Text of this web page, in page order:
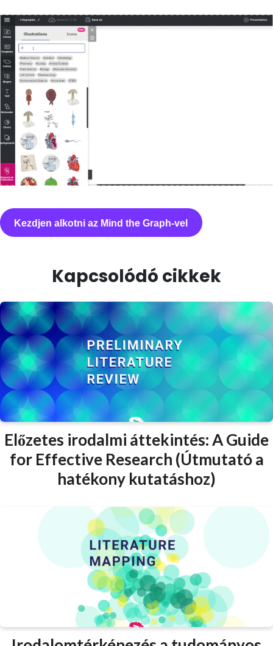
Kezdjen alkotni az Mind the Graph-vel
Kapcsolódó cikkek
Előzetes irodalmi áttekintés: A Guide
for Effective Research (Útmutató a
hatékony kutatáshoz)